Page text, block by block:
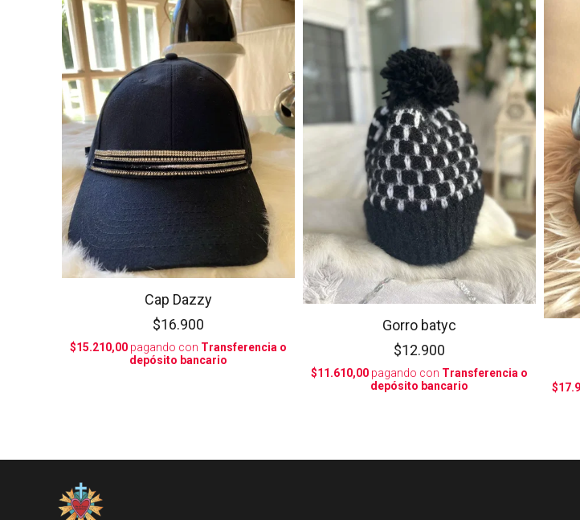
Cap Dazzy
$16.900
$15.210,00 pagando con Transferencia o
depósito bancario
Gorro batyc
$12.900
$11.610,00 pagando con Transferencia o
depósito bancario